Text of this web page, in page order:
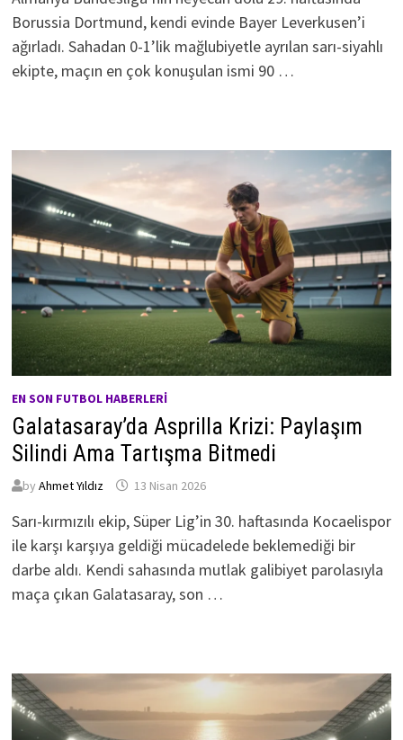
Borussia Dortmund, kendi evinde Bayer Leverkusen’i
ağırladı. Sahadan 0-1’lik mağlubiyetle ayrılan sarı-siyahlı
ekipte, maçın en çok konuşulan ismi 90 …
EN SON FUTBOL HABERLERI
Galatasaray’da Asprilla Krizi: Paylaşım
Silindi Ama Tartışma Bitmedi
by Ahmet Yıldız 13 Nisan 2026
Sarı-kırmızılı ekip, Süper Lig’in 30. haftasında Kocaelispor
ile karşı karşıya geldiği mücadelede beklemediği bir
darbe aldı. Kendi sahasında mutlak galibiyet parolasıyla
maça çıkan Galatasaray, son …